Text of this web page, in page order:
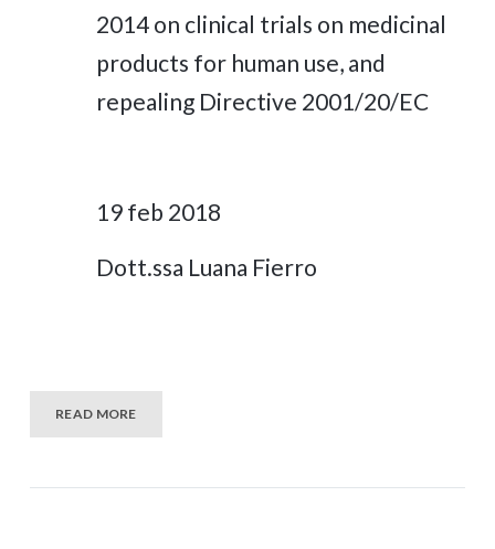
2014 on clinical trials on medicinal
products for human use, and
repealing Directive 2001/20/EC
19 feb 2018
Dott.ssa Luana Fierro
READ MORE